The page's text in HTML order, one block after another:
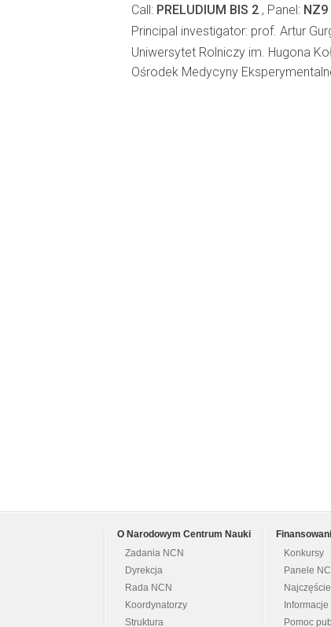
Call: PRELUDIUM BIS 2 , Panel: NZ9
Principal investigator: prof. Artur
Uniwersytet Rolniczy im. Hugona
Ośrodek Medycyny
O Narodowym Centrum Nauki
Zadania NCN
Dyrekcja
Rada NCN
Koordynatorzy
Struktura
Konkursy
Panele
Pomoc